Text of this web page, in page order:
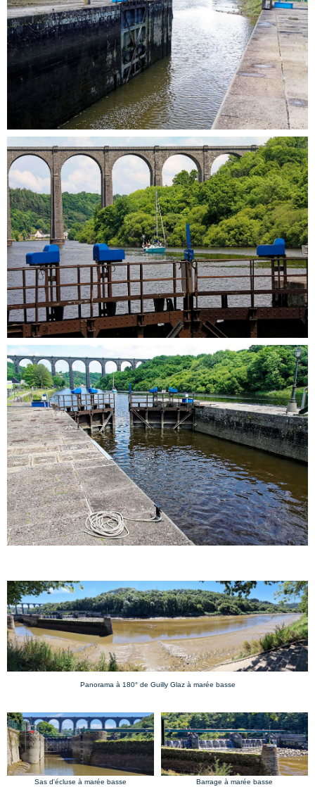
Panorama à 180° de Guilly Glaz à marée basse
Sas d'écluse à marée basse Barrage à marée basse